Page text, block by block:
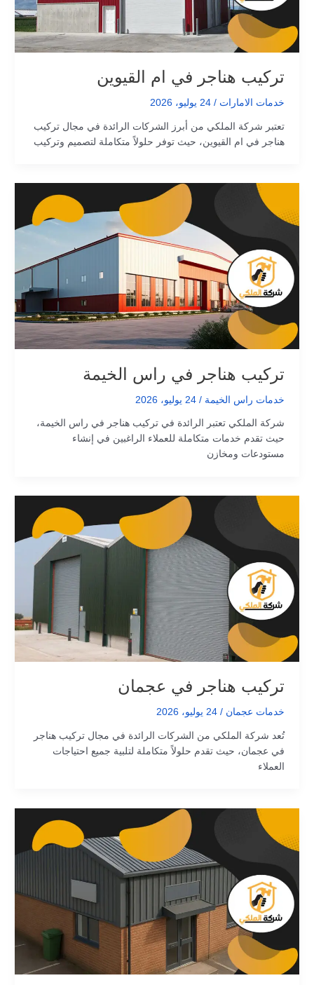
تركيب هناجر في ام القيوين
خدمات الامارات / 24 يوليو، 2026
تعتبر شركة الملكي من أبرز الشركات الرائدة في مجال تركيب
هناجر في ام القيوين، حيث توفر حلولاً متكاملة لتصميم وتركيب
تركيب هناجر في راس الخيمة
خدمات راس الخيمة / 24 يوليو، 2026
شركة الملكي تعتبر الرائدة في تركيب هناجر في راس الخيمة،
حيث تقدم خدمات متكاملة للعملاء الراغبين في إنشاء
مستودعات ومخازن
تركيب هناجر في عجمان
خدمات عجمان / 24 يوليو، 2026
تُعد شركة الملكي من الشركات الرائدة في مجال تركيب هناجر
في عجمان، حيث تقدم حلولاً متكاملة لتلبية جميع احتياجات
العملاء